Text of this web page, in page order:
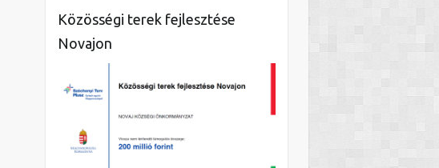
Közösségi terek fejlesztése
Novajon